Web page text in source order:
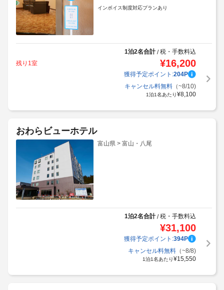
インボイス制度対応プランあり
1泊2名合計/税・手数料込
残り1室
¥16,200
獲得予定ポイント:204P
キャンセル料無料（~8/10)
1泊1名あたり¥8,100
おわらビューホテル
富山県 > 富山・八尾
1泊2名合計/税・手数料込
¥31,100
獲得予定ポイント:394P
キャンセル料無料（~8/8)
1泊1名あたり¥15,550